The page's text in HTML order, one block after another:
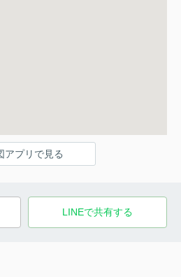
アプリで見る
LINEで共有する